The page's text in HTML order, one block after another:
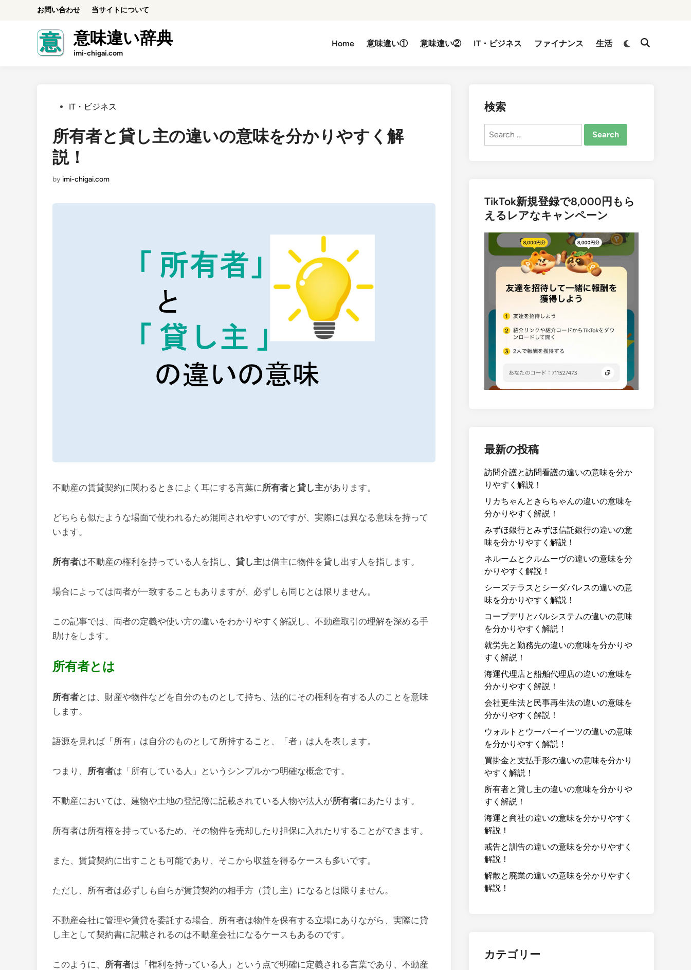
お問い合わせ 当サイトについて
意味違い辞典
imi-chigai.com
Home 意味違い① 意味違い② IT・ビジネス ファイナンス 生活
PostedIT・ビジネス
所有者と貸し主の違いの意味を分かりやすく解
説！
by imi-chigai.com
不動産の賃貸契約に関わるときによく耳にする言葉に所有者と貸し主があります。
どちらも似たような場面で使われるため混同されやすいのですが、実際には異なる意味を持って
います。
所有者は不動産の権利を持っている人を指し、 貸し主は借主に物件を貸し出す人を指します。
場合によっては両者が一致することもありますが、必ずしも同じとは限りません。
この記事では、両者の定義や使い方の違いをわかりやすく解説し、不動産取引の理解を深める手
助けをします。
所有者とは
所有者とは、財産や物件などを自分のものとして持ち、法的にその権利を有する人のことを意味
します。
語源を見れば「所有」は自分のものとして所持すること、「者」は人を表します。
つまり、 所有者は「所有している人」というシンプルかつ明確な概念です。
不動産においては、建物や土地の登記簿に記載されている人物や法人が所有者にあたります。
所有者は所有権を持っているため、その物件を売却したり担保に入れたりすることができます。
また、賃貸契約に出すことも可能であり、そこから収益を得るケースも多いです。
ただし、所有者は必ずしも自らが賃貸契約の相手方（貸し主）になるとは限りません。
不動産会社に管理や賃貸を委託する場合、所有者は物件を保有する立場にありながら、実際に貸
し主として契約書に記載されるのは不動産会社になるケースもあるのです。
このように、 所有者は「権利を持っている人」という点で明確に定義される言葉であり、不動産
検索
Search
TikTok新規登録で8,000円もら
えるレアなキャンペーン
最新の投稿
訪問介護と訪問看護の違いの意味を分か
りやすく解説！
リカちゃんときらちゃんの違いの意味を
分かりやすく解説！
みずほ銀行とみずほ信託銀行の違いの意
味を分かりやすく解説！
ネルームとクルムーヴの違いの意味を分
かりやすく解説！
シーズテラスとシーダパレスの違いの意
味を分かりやすく解説！
コープデリとパルシステムの違いの意味
を分かりやすく解説！
就労先と勤務先の違いの意味を分かりや
すく解説！
海運代理店と船舶代理店の違いの意味を
分かりやすく解説！
会社更生法と民事再生法の違いの意味を
分かりやすく解説！
ウォルトとウーバーイーツの違いの意味
を分かりやすく解説！
買掛金と支払手形の違いの意味を分かり
やすく解説！
所有者と貸し主の違いの意味を分かりや
すく解説！
海運と商社の違いの意味を分かりやすく
解説！
戒告と訓告の違いの意味を分かりやすく
解説！
解散と廃業の違いの意味を分かりやすく
解説！
カテゴリー